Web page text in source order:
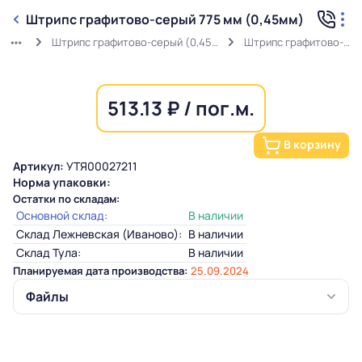
Штрипс графитово-серый 775 мм (0,45мм)
Штрипс графитово-серый (0,45мм) RAL 7024 в защитной пленке Штрипс графитово-серый 775 мм (0,45мм)
513.13 ₽ / пог.м.
В корзину
Артикул: УТЯ00027211
Норма упаковки:
Остатки по складам:
Основной склад:
В наличии
Склад Лежневская (Иваново): В наличии
Склад Тула:
В наличии
Планируемая дата производства: 25.09.2024
Файлы